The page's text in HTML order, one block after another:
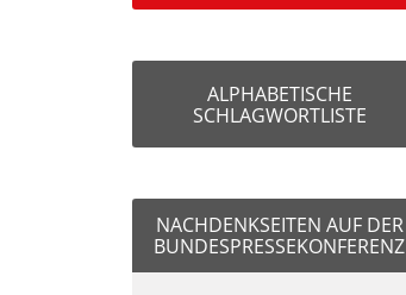
ALPHABETISCHE
SCHLAGWORTLISTE
NACHDENKSEITEN AUF DER
BUNDESPRESSEKONFERENZ